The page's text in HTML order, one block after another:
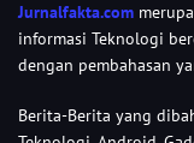
Jurnalfakta.com
informasi Teknologi
dengan pembahasan
Berita-Berita yang